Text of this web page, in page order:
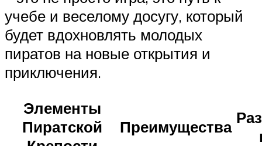
учебе и веселому досугу, который
будет вдохновлять молодых
пиратов на новые открытия и
приключения.
Элементы
Пиратской
Преимущества